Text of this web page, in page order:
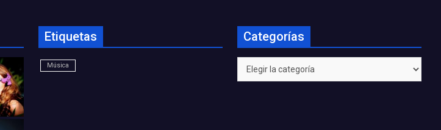
Etiquetas
Música
Categorías
Categorías